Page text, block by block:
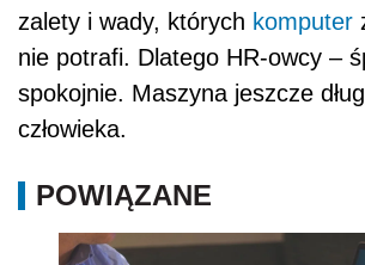
zalety i wady, których komputer
nie potrafi. Dlatego HR-owcy –
spokojnie. Maszyna jeszcze
człowieka.
POWIĄZANE